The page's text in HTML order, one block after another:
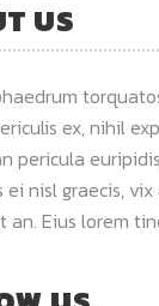
US
ex, nihil
pericula
ei nisl graecis,
an. Eius lorem